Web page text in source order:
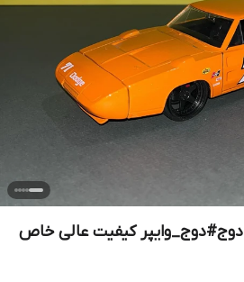
ماکت دوج دایتونا ۱۹۶۹ دوج#دوج_وایپر کیفیت عالی خاص